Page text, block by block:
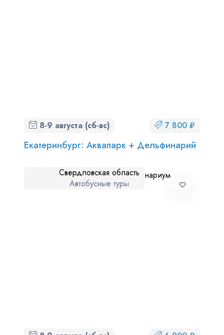
8-9 августа (сб-вс) 7 800 ₽
Екатеринбург: Аквапарк + Дельфинарий
Свердловская область
Автобусные туры